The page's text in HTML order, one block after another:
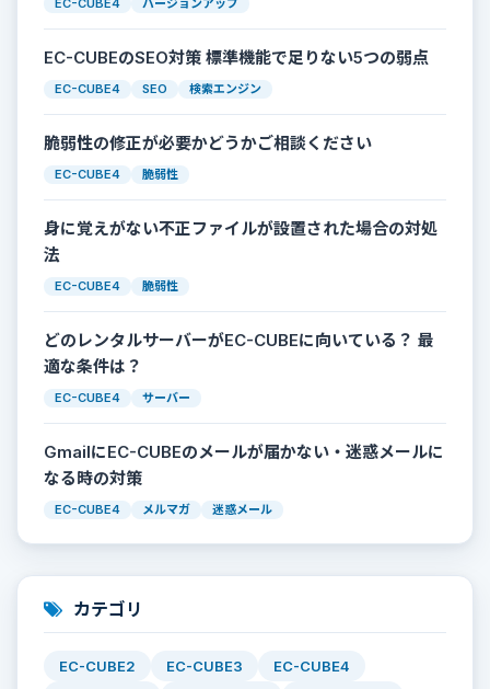
EC-CUBEのSEO対策 標準機能で足りない5つの弱点
EC-CUBE4 SEO 検索エンジン
脆弱性の修正が必要かどうかご相談ください
EC-CUBE4 脆弱性
身に覚えがない不正ファイルが設置された場合の対処
法
EC-CUBE4 脆弱性
どのレンタルサーバーがEC-CUBEに向いている？ 最
適な条件は？
EC-CUBE4 サーバー
GmailにEC-CUBEのメールが届かない・迷惑メールに
なる時の対策
EC-CUBE4 メルマガ 迷惑メール
カテゴリ
EC-CUBE2 EC-CUBE3
EC-CUBE4